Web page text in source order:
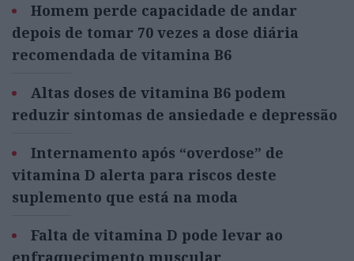
Homem perde capacidade de andar
depois de tomar 70 vezes a dose diária
recomendada de vitamina B6
Altas doses de vitamina B6 podem
reduzir sintomas de ansiedade e depressão
Internamento após “overdose” de
vitamina D alerta para riscos deste
suplemento que está na moda
Falta de vitamina D pode levar ao
enfraquecimento muscular